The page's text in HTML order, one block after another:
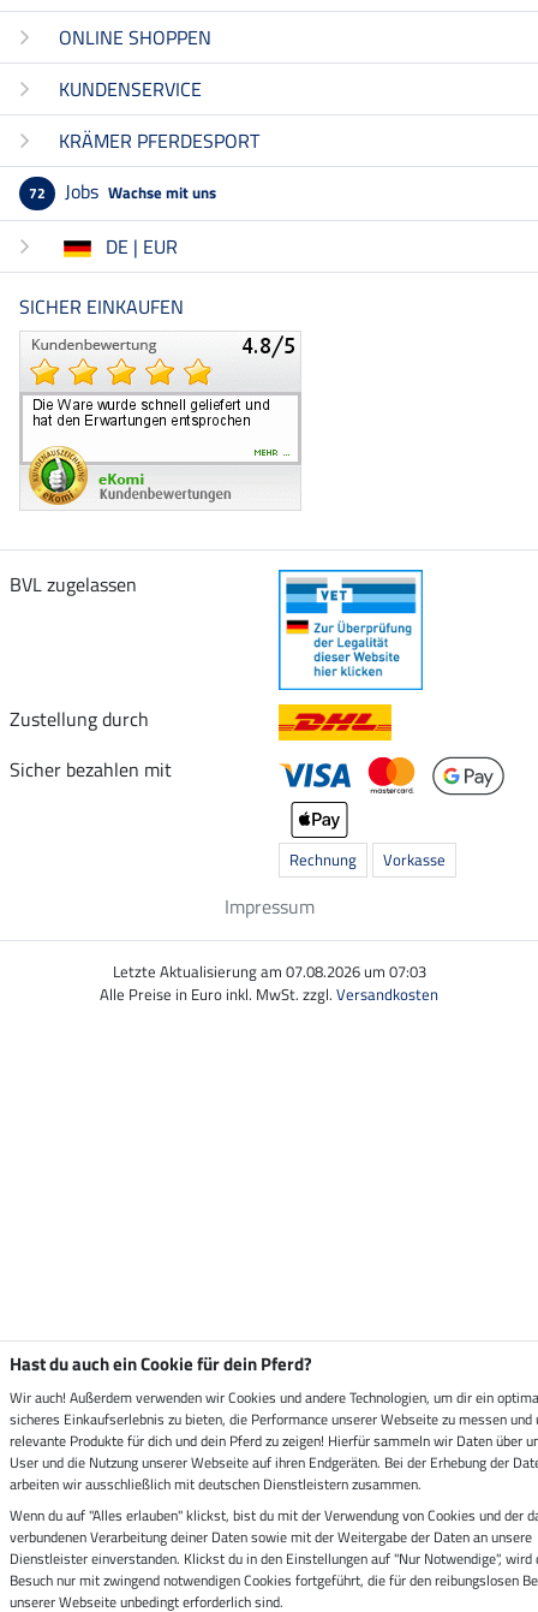
ONLINE SHOPPEN
KUNDENSERVICE
KRÄMER PFERDESPORT
72 Jobs Wachse mit uns
DE | EUR
SICHER EINKAUFEN
BVL zugelassen
Zustellung durch
Sicher bezahlen mit
Rechnung Vorkasse
Impressum
Letzte Aktualisierung am 07.08.2026 um 07:03
Alle Preise in Euro inkl. MwSt. zzgl. Versandkosten
Hast du auch ein Cookie für dein Pferd?
Wir auch! Außerdem verwenden wir Cookies und andere Technologien, um dir ein
sicheres Einkaufserlebnis zu bieten, die Performance unserer Webseite zu messen und
relevante Produkte für dich und dein Pferd zu zeigen! Hierfür sammeln wir Daten über
User und die Nutzung unserer Webseite auf ihren Endgeräten. Bei der Erhebung der
arbeiten wir ausschließlich mit deutschen Dienstleistern zusammen.
Wenn du auf "Alles erlauben" klickst, bist du mit der Verwendung von Cookies und der
verbundenen Verarbeitung deiner Daten sowie mit der Weitergabe der Daten an unsere
Dienstleister einverstanden. Klickst du in den Einstellungen auf "Nur Notwendige", wird
Besuch nur mit zwingend notwendigen Cookies fortgeführt, die für den reibungslosen
unserer Webseite unbedingt erforderlich sind.